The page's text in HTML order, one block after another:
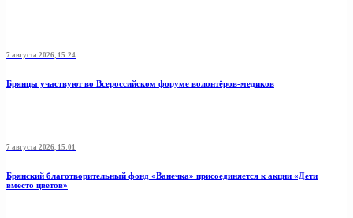
7 августа 2026, 15:24
Брянцы участвуют во Всероссийском форуме волонтёров-медиков
7 августа 2026, 15:01
Брянский благотворительный фонд «Ванечка» присоединяется к акции «Дети
вместо цветов»